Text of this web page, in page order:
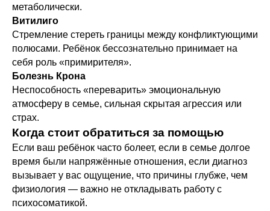
метаболически.
Витилиго
Стремление стереть границы между конфликтующими
полюсами. Ребёнок бессознательно принимает на
себя роль «примирителя».
Болезнь Крона
Неспособность «переварить» эмоциональную
атмосферу в семье, сильная скрытая агрессия или
страх.
Когда стоит обратиться за помощью
Если ваш ребёнок часто болеет, если в семье долгое
время были напряжённые отношения, если диагноз
вызывает у вас ощущение, что причины глубже, чем
физиология — важно не откладывать работу с
психосоматикой.